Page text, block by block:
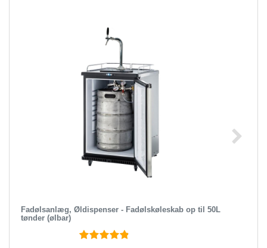
Fadølsanlæg, Øldispenser - Fadølskøleskab op til 50L
tønder (ølbar)